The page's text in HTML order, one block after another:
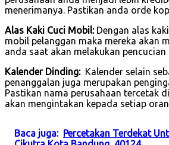
menerimanya. Pastikan anda orde
Alas Kaki Cuci Mobil:Dengan alas
mobil pelanggan maka mereka akan
anda saat akan melakukan pencucian
Kalender Dinding:Kalender selain
penanggalan juga merupakan
Pastikan nama perusahaan tercetak
akan mengintakan kepada setiap
Baca juga: Percetakan Terdekat